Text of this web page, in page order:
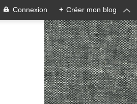
Connexion + Créer mon blog